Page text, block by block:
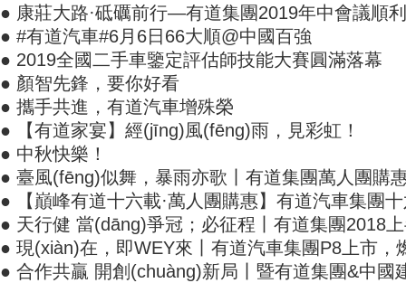
● 康莊大路·砥礪前行—有道集團2019年中會議順
● #有道汽車#6月6日66大順@中國百強
● 2019全國二手車鑒定評估師技能大賽圓滿落幕
● 顏智先鋒，要你好看
● 攜手共進，有道汽車增殊榮
● 【有道家宴】經(jīng)風(fēng)雨，見彩虹！
● 中秋快樂！
● 臺風(fēng)似舞，暴雨亦歌丨有道集團萬人團購
● 【巔峰有道十六載·萬人團購惠】有道汽車集團
● 天行健 當(dāng)爭冠；必征程丨有道集團2018
● 現(xiàn)在，即WEY來丨有道汽車集團P8上市，燃
● 合作共贏 開創(chuàng)新局丨暨有道集團&中